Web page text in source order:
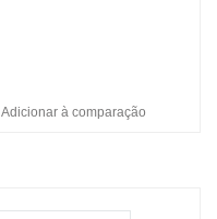
Adicionar à comparação